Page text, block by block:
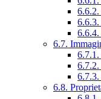
6.7.
6.7.1.
6.8.